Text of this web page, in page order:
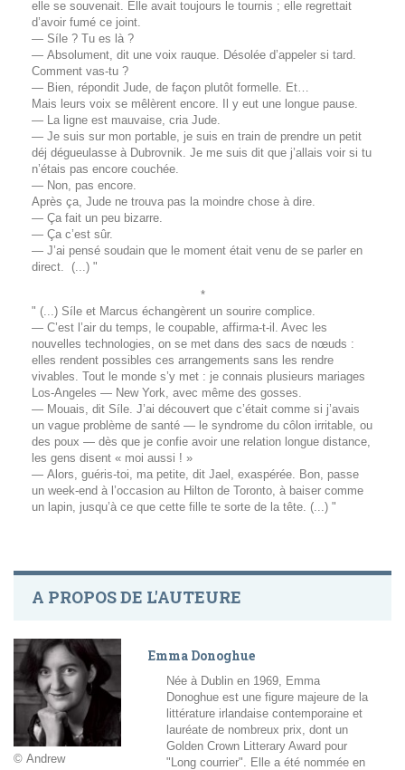
elle se souvenait. Elle avait toujours le tournis ; elle regrettait
d’avoir fumé ce joint.
— Síle ? Tu es là ?
— Absolument, dit une voix rauque. Désolée d’appeler si tard.
Comment vas-tu ?
— Bien, répondit Jude, de façon plutôt formelle. Et…
Mais leurs voix se mêlèrent encore. Il y eut une longue pause.
— La ligne est mauvaise, cria Jude.
— Je suis sur mon portable, je suis en train de prendre un petit
déj dégueulasse à Dubrovnik. Je me suis dit que j’allais voir si tu
n’étais pas encore couchée.
— Non, pas encore.
Après ça, Jude ne trouva pas la moindre chose à dire.
— Ça fait un peu bizarre.
— Ça c’est sûr.
— J’ai pensé soudain que le moment était venu de se parler en
direct. (...) "
*
" (...) Síle et Marcus échangèrent un sourire complice.
— C’est l’air du temps, le coupable, affirma-t-il. Avec les
nouvelles technologies, on se met dans des sacs de nœuds :
elles rendent possibles ces arrangements sans les rendre
vivables. Tout le monde s’y met : je connais plusieurs mariages
Los-Angeles — New York, avec même des gosses.
— Mouais, dit Síle. J’ai découvert que c’était comme si j’avais
un vague problème de santé — le syndrome du côlon irritable, ou
des poux — dès que je confie avoir une relation longue distance,
les gens disent « moi aussi ! »
— Alors, guéris-toi, ma petite, dit Jael, exaspérée. Bon, passe
un week-end à l’occasion au Hilton de Toronto, à baiser comme
un lapin, jusqu’à ce que cette fille te sorte de la tête. (...) "
A PROPOS DE L'AUTEURE
© Andrew
Emma Donoghue
Née à Dublin en 1969, Emma
Donoghue est une figure majeure de la
littérature irlandaise contemporaine et
lauréate de nombreux prix, dont un
Golden Crown Litterary Award pour
"Long courrier". Elle a été nommée en